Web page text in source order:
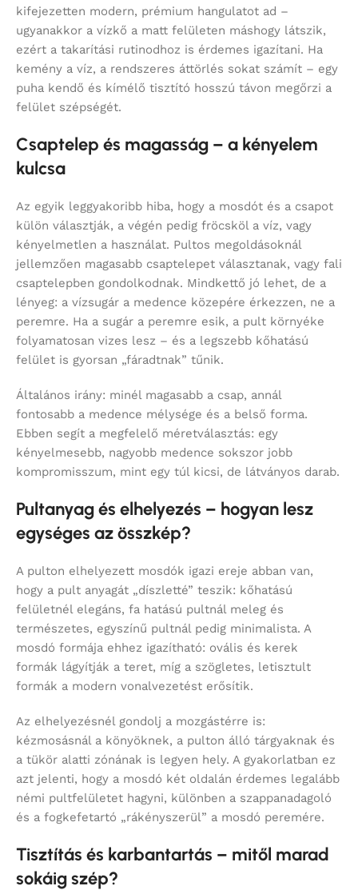
kifejezetten modern, prémium hangulatot ad –
ugyanakkor a vízkő a matt felületen máshogy látszik,
ezért a takarítási rutinodhoz is érdemes igazítani. Ha
kemény a víz, a rendszeres áttörlés sokat számít – egy
puha kendő és kímélő tisztító hosszú távon megőrzi a
felület szépségét.
Csaptelep és magasság – a kényelem
kulcsa
Az egyik leggyakoribb hiba, hogy a mosdót és a csapot
külön választják, a végén pedig fröcsköl a víz, vagy
kényelmetlen a használat. Pultos megoldásoknál
jellemzően magasabb csaptelepet választanak, vagy fali
csaptelepben gondolkodnak. Mindkettő jó lehet, de a
lényeg: a vízsugár a medence közepére érkezzen, ne a
peremre. Ha a sugár a peremre esik, a pult környéke
folyamatosan vizes lesz – és a legszebb kőhatású
felület is gyorsan „fáradtnak” tűnik.
Általános irány: minél magasabb a csap, annál
fontosabb a medence mélysége és a belső forma.
Ebben segít a megfelelő méretválasztás: egy
kényelmesebb, nagyobb medence sokszor jobb
kompromisszum, mint egy túl kicsi, de látványos darab.
Pultanyag és elhelyezés – hogyan lesz
egységes az összkép?
A pulton elhelyezett mosdók igazi ereje abban van,
hogy a pult anyagát „díszletté” teszik: kőhatású
felületnél elegáns, fa hatású pultnál meleg és
természetes, egyszínű pultnál pedig minimalista. A
mosdó formája ehhez igazítható: ovális és kerek
formák lágyítják a teret, míg a szögletes, letisztult
formák a modern vonalvezetést erősítik.
Az elhelyezésnél gondolj a mozgástérre is:
kézmosásnál a könyöknek, a pulton álló tárgyaknak és
a tükör alatti zónának is legyen hely. A gyakorlatban ez
azt jelenti, hogy a mosdó két oldalán érdemes legalább
némi pultfelületet hagyni, különben a szappanadagoló
és a fogkefetartó „rákényszerül” a mosdó peremére.
Tisztítás és karbantartás – mitől marad
sokáig szép?